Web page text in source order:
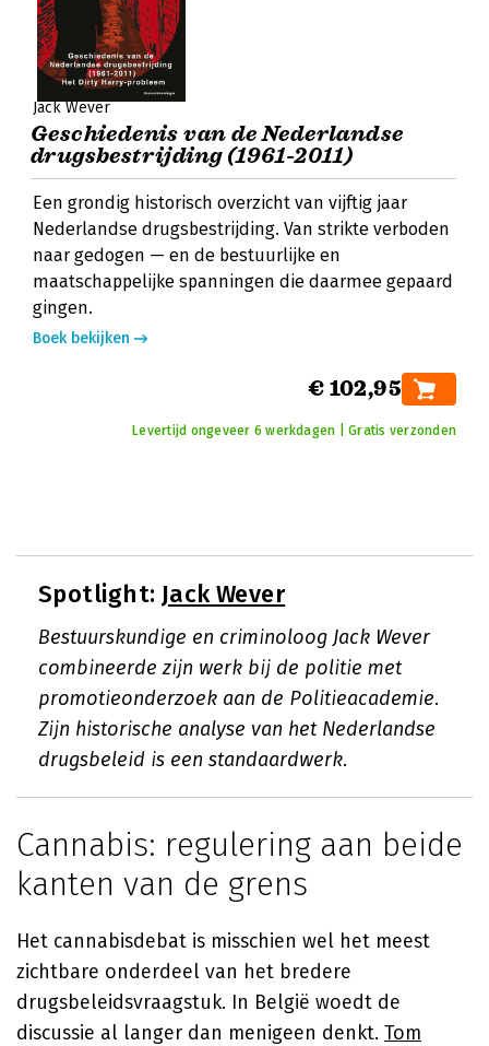
Jack Wever
Geschiedenis van de Nederlandse
drugsbestrijding (1961-2011)
Een grondig historisch overzicht van vijftig jaar
Nederlandse drugsbestrijding. Van strikte verboden
naar gedogen — en de bestuurlijke en
maatschappelijke spanningen die daarmee gepaard
gingen.
Boek bekijken
€ 102,95
Levertijd ongeveer 6 werkdagen | Gratis verzonden
Spotlight: Jack Wever
Bestuurskundige en criminoloog Jack Wever
combineerde zijn werk bij de politie met
promotieonderzoek aan de Politieacademie.
Zijn historische analyse van het Nederlandse
drugsbeleid is een standaardwerk.
Cannabis: regulering aan beide
kanten van de grens
Het cannabisdebat is misschien wel het meest
zichtbare onderdeel van het bredere
drugsbeleidsvraagstuk. In België woedt de
discussie al langer dan menigeen denkt. Tom